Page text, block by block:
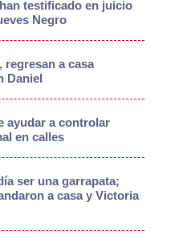
testificado en juicio
Negro
regresan a casa
Daniel
ayudar a controlar
en calles
ser una garrapata;
a casa y Victoria